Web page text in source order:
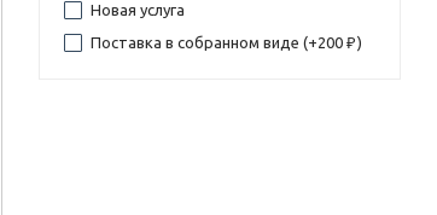
Новая услуга
Поставка в собранном виде (+200 ₽ )